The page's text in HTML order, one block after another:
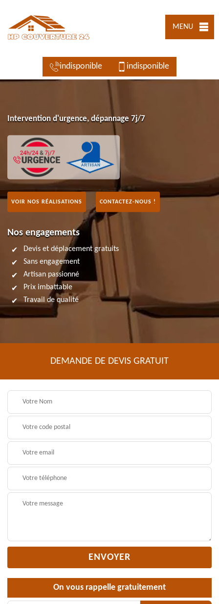
MENU
indisponible indisponible
Intervention d'urgence, dépannage 7j/7
VOIR NOS RÉALISATIONS CONTACTEZ-NOUS !
Nos engagements
Devis et déplacement gratuits
Sans engagement
Artisan passionné
Prix imbattable
Travail de qualité
DEMANDE DE DEVIS GRATUIT
On vous rappelle gratuitement